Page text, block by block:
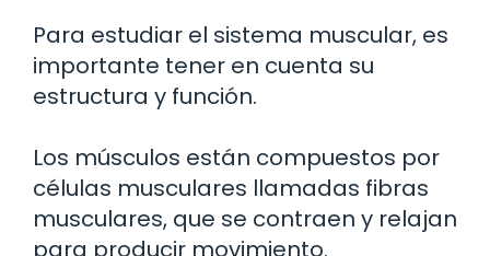
Para estudiar el sistema muscular, es
importante tener en cuenta su
estructura y función.
Los músculos están compuestos por
células musculares llamadas fibras
musculares, que se contraen y relajan
para producir movimiento.